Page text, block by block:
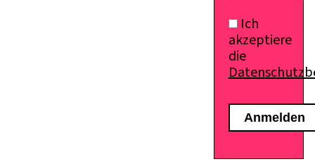
Ich
akzeptiere
die